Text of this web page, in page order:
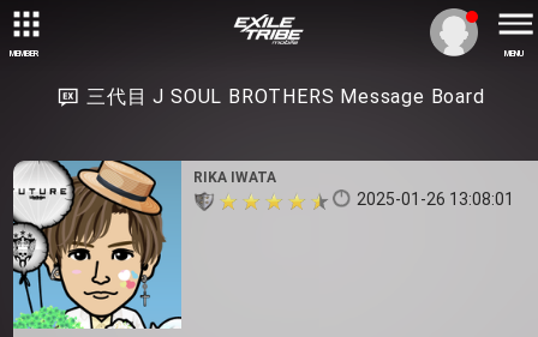
MEMBER MENU
三代目 J SOUL BROTHERS Message Board
RIKA IWATA
2025-01-26 13:08:01